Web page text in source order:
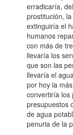
erradicaría,
prostitución,
extinguiría el
humanos
con más de
llevaría los
que son las
llevaría el
por hoy la
convertiría los
presupuestos
de agua
penuria de la